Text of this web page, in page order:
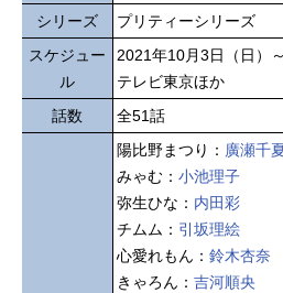
シリーズ
プリティーシリーズ
スケジュー
ル
2021年10月3日（日）
テレビ東京ほか
話数
全51話
陽比野まつり： 廣瀬千
みゃむ： 小池理子
弥生ひな： 内田彩
チムム： 引坂理絵
心愛れもん： 鈴木杏奈
きゃろん： 吉河順央